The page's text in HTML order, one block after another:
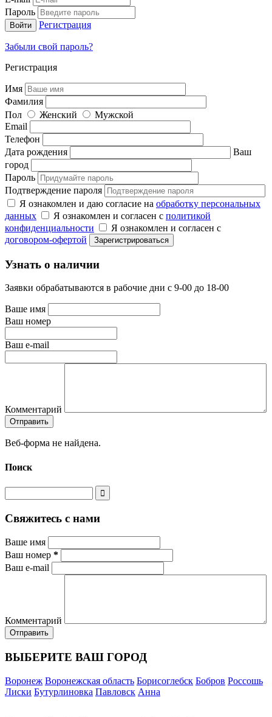
Пароль
Регистрация
Забыли свой пароль?
Регистрация
Имя
Фамилия
Пол
Женский
Мужской
Email
Телефон
Дата рождения
Ваш
город
Пароль
Подтверждение пароля
Я ознакомлен и даю согласие на обработку персональных
данных
Я ознакомлен и согласен с политикой
конфиденциальности
Я ознакомлен и согласен с
договором-офертой
Узнать о наличии
Заявки обрабатываются в рабочие дни с 9-00 до 18-00
Ваше имя
Ваш номер
Ваш e-mail
Комментарий
Веб-форма не найдена.
Поиск
Свяжитесь с нами
Ваше имя
Ваш номер *
Ваш e-mail
Комментарий
ВЫБЕРИТЕ ВАШ ГОРОД
Воронеж Воронежская область Борисоглебск Бобров Россошь
Лиски Бутурлиновка Павловск Анна